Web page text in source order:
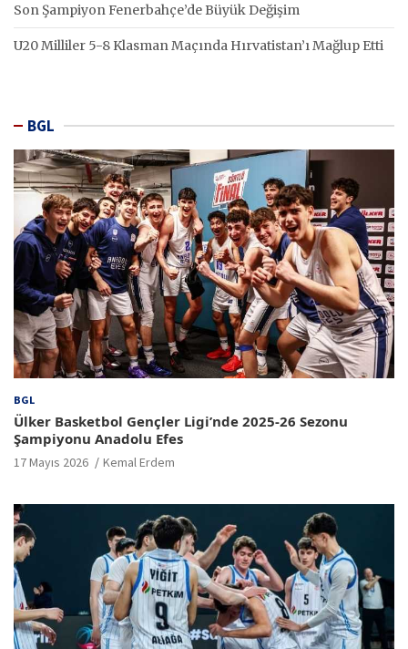
Son Şampiyon Fenerbahçe’de Büyük Değişim
U20 Milliler 5-8 Klasman Maçında Hırvatistan’ı Mağlup Etti
BGL
BGL
Ülker Basketbol Gençler Ligi’nde 2025-26 Sezonu
Şampiyonu Anadolu Efes
17 Mayıs 2026 Kemal Erdem